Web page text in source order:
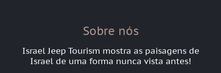
Sobre nós
Israel Jeep Tourism mostra as paisagens de
Israel de uma forma nunca vista antes!